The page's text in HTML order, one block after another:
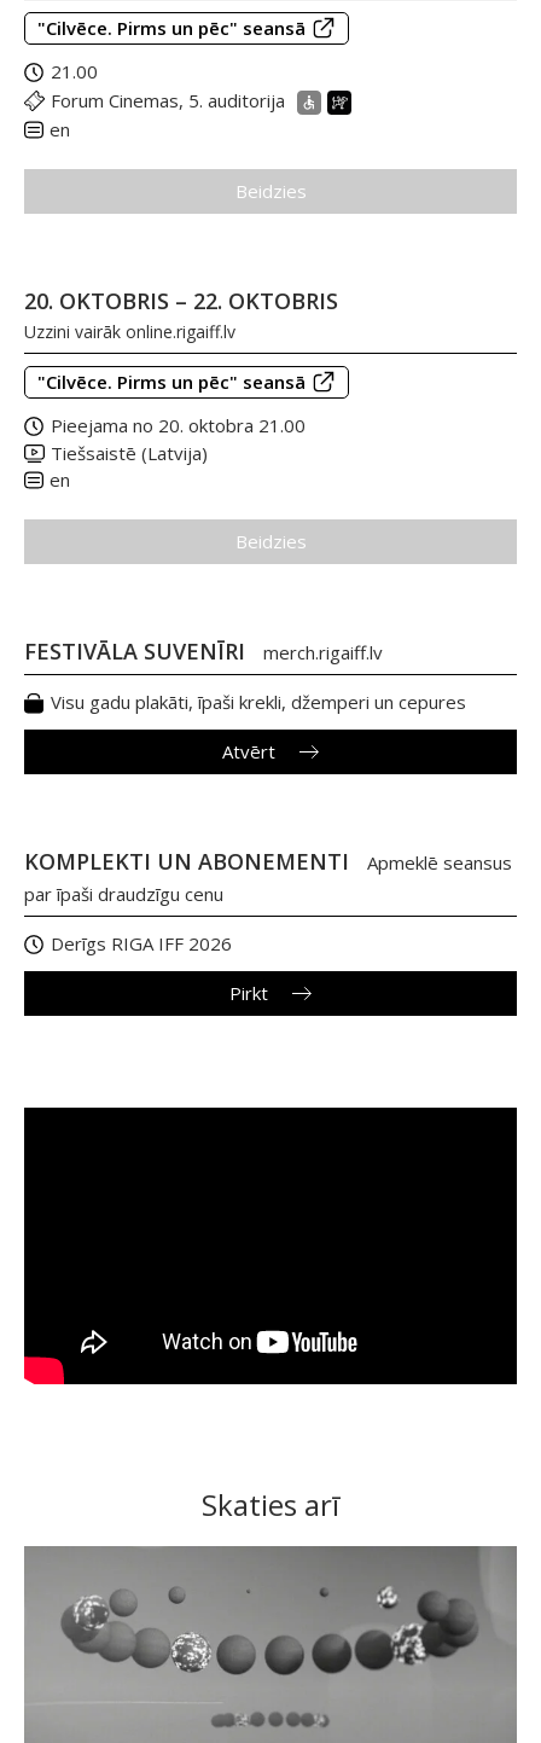
"Cilvēce. Pirms un pēc" seansā
21.00
Forum Cinemas, 5. auditorija
en
Beidzies
20. OKTOBRIS – 22. OKTOBRIS
Uzzini vairāk online.rigaiff.lv
"Cilvēce. Pirms un pēc" seansā
Pieejama no 20. oktobra 21.00
Tiešsaistē (Latvija)
en
Beidzies
FESTIVĀLA SUVENĪRI merch.rigaiff.lv
Visu gadu plakāti, īpaši krekli, džemperi un cepures
Atvērt
KOMPLEKTI UN ABONEMENTI
Apmeklē seansus
par īpaši draudzīgu cenu
Derīgs RIGA IFF 2026
Pirkt
Skaties arī